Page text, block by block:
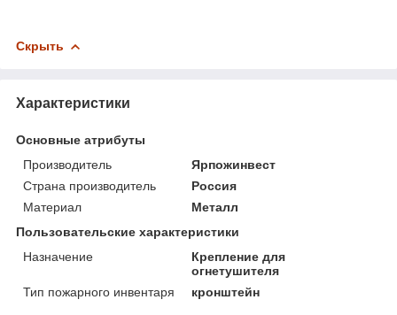
Скрыть
Характеристики
Основные атрибуты
Производитель
Ярпожинвест
Страна производитель
Россия
Материал
Металл
Пользовательские характеристики
Назначение
Крепление для
огнетушителя
Тип пожарного инвентаря
кронштейн